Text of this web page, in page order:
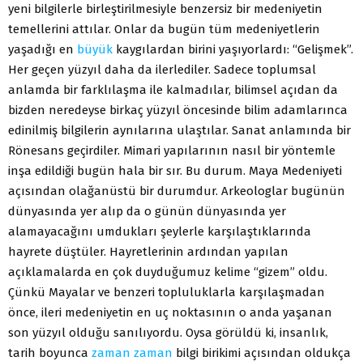
yeni bilgilerle birleştirilmesiyle benzersiz bir medeniyetin
temellerini attılar. Onlar da bugün tüm medeniyetlerin
yaşadığı en büyük kaygılardan birini yaşıyorlardı: “Gelişmek”.
Her geçen yüzyıl daha da ilerlediler. Sadece toplumsal
anlamda bir farklılaşma ile kalmadılar, bilimsel açıdan da
bizden neredeyse birkaç yüzyıl öncesinde bilim adamlarınca
edinilmiş bilgilerin aynılarına ulaştılar. Sanat anlamında bir
Rönesans geçirdiler. Mimari yapılarının nasıl bir yöntemle
inşa edildiği bugün hala bir sır. Bu durum. Maya Medeniyeti
açısından olağanüstü bir durumdur. Arkeologlar bugünün
dünyasında yer alıp da o günün dünyasında yer
alamayacağını umdukları şeylerle karşılaştıklarında
hayrete düştüler. Hayretlerinin ardından yapılan
açıklamalarda en çok duyduğumuz kelime “gizem” oldu.
Çünkü Mayalar ve benzeri topluluklarla karşılaşmadan
önce, ileri medeniyetin en uç noktasının o anda yaşanan
son yüzyıl olduğu sanılıyordu. Oysa görüldü ki, insanlık,
tarih boyunca zaman zaman bilgi birikimi açısından oldukça